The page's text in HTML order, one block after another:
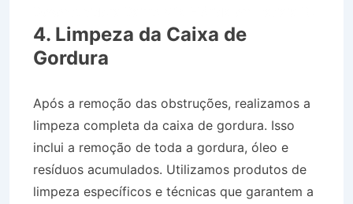
4. Limpeza da Caixa de
Gordura
Após a remoção das obstruções, realizamos a
limpeza completa da caixa de gordura. Isso
inclui a remoção de toda a gordura, óleo e
resíduos acumulados. Utilizamos produtos de
limpeza específicos e técnicas que garantem a